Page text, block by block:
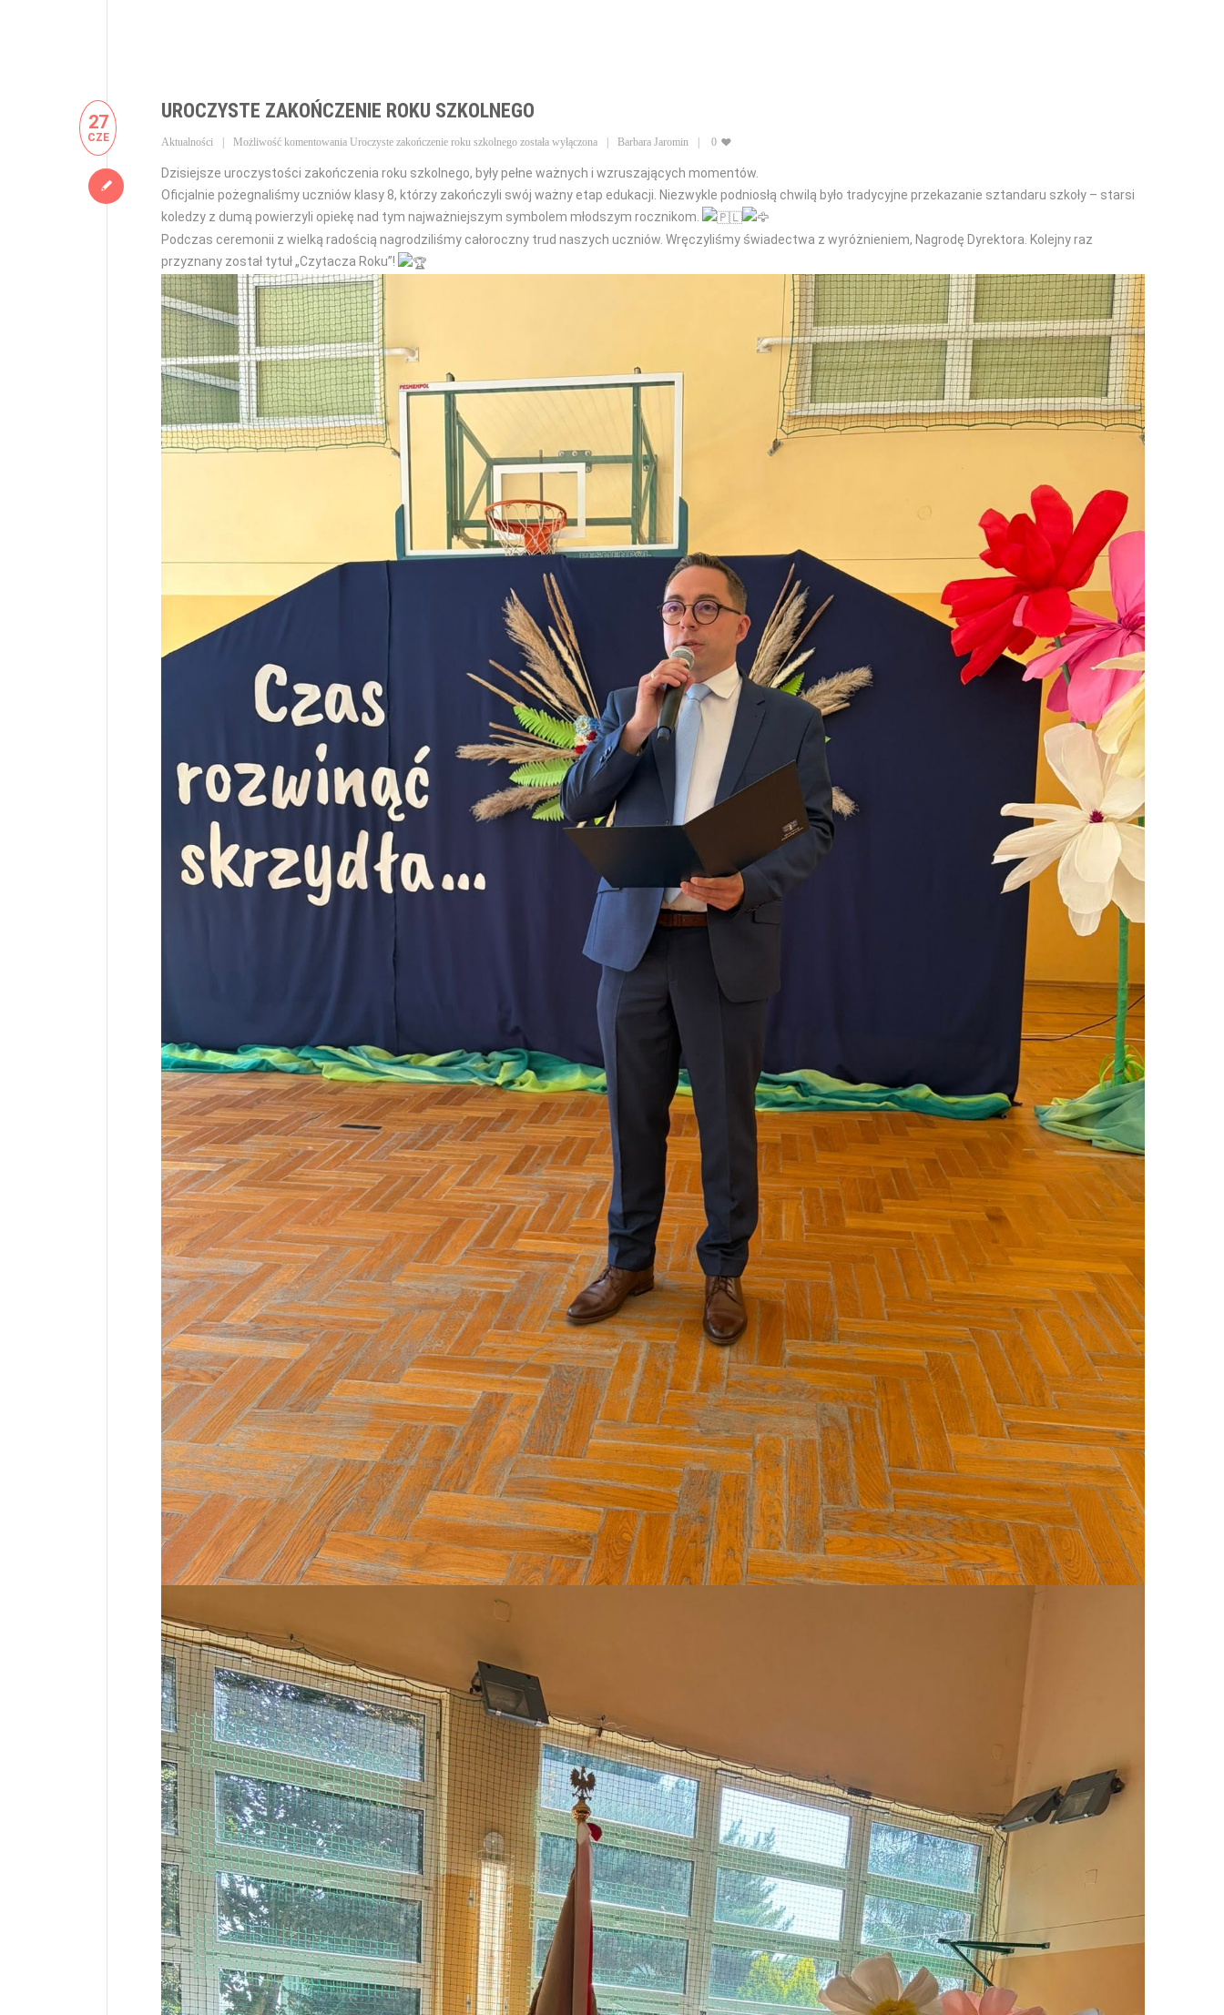
27
CZE
UROCZYSTE ZAKOŃCZENIE ROKU SZKOLNEGO
Aktualności Możliwość komentowania Uroczyste zakończenie roku szkolnego została wyłączona Barbara Jaromin 0
Dzisiejsze uroczystości zakończenia roku szkolnego, były pełne ważnych i wzruszających momentów.
Oficjalnie pożegnaliśmy uczniów klasy 8, którzy zakończyli swój ważny etap edukacji. Niezwykle podniosłą chwilą było tradycyjne przekazanie sztandaru szkoły – starsi
koledzy z dumą powierzyli opiekę nad tym najważniejszym symbolem młodszym rocznikom.
Podczas ceremonii z wielką radością nagrodziliśmy całoroczny trud naszych uczniów. Wręczyliśmy świadectwa z wyróżnieniem, Nagrodę Dyrektora. Kolejny raz
przyznany został tytuł „Czytacza Roku”!